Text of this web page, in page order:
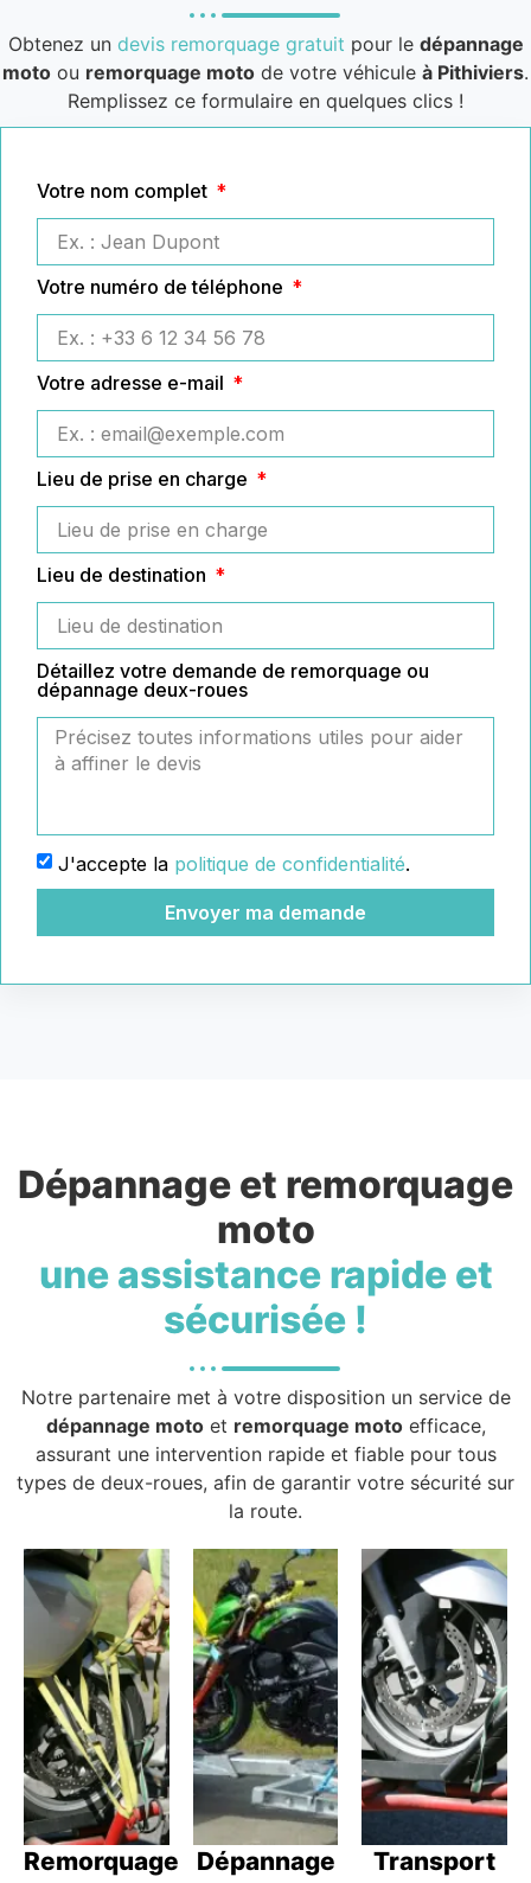
Obtenez un devis remorquage gratuit pour le dépannage
moto ou remorquage moto de votre véhicule à Pithiviers.
Remplissez ce formulaire en quelques clics !
Votre nom complet
Votre numéro de téléphone
Votre adresse e-mail
Lieu de prise en charge
Lieu de destination
Détaillez votre demande de remorquage ou
dépannage deux-roues
J'accepte la politique de confidentialité.
Envoyer ma demande
Dépannage et remorquage
moto
une assistance rapide et
sécurisée !
Notre partenaire met à votre disposition un service de
dépannage motoet remorquage motoefficace,
assurant une intervention rapide et fiable pour tous
types de deux-roues, afin de garantir votre sécurité sur
la route.
Remorquage
Dépannage
Transport